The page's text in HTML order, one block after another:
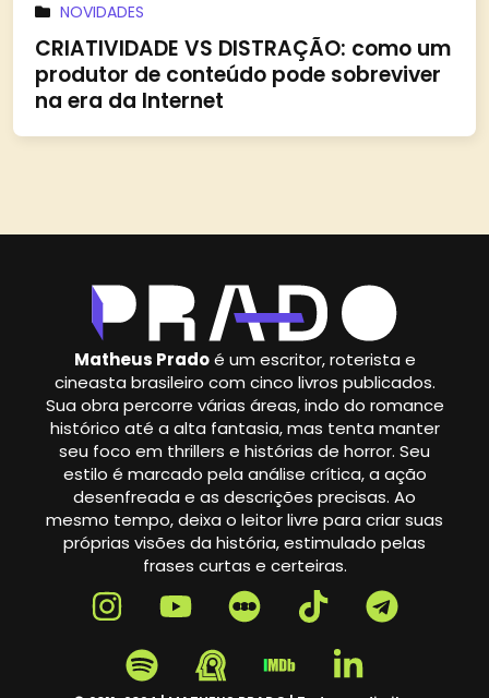
NOVIDADES
CRIATIVIDADE VS DISTRAÇÃO: como um
produtor de conteúdo pode sobreviver
na era da Internet
Matheus Pradoé um escritor, roterista e
cineasta brasileiro com cinco livros publicados.
Sua obra percorre várias áreas, indo do romance
histórico até a alta fantasia, mas tenta manter
seu foco em thrillers e histórias de horror. Seu
estilo é marcado pela análise crítica, a ação
desenfreada e as descrições precisas. Ao
mesmo tempo, deixa o leitor livre para criar suas
próprias visões da história, estimulado pelas
frases curtas e certeiras.